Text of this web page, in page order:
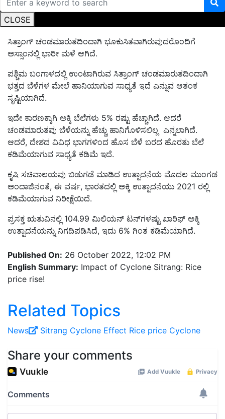
CLOSE
ಸಿತ್ರಾಂಗ್ ಚಂಡಮಾರುತದಿಂದಾಗಿ ಭೂಕುಸಿತವಾಗಿರುವುದರೊಂದಿಗೆ
ಅಸ್ಸಾಂನಲ್ಲಿ ಭಾರೀ ಮಳೆ ಆಗಿದೆ.
ಪಶ್ಚಿಮ ಬಂಗಾಳದಲ್ಲಿ ಉಂಟಾಗಿರುವ ಸಿತ್ರಾಂಗ್ ಚಂಡಮಾರುತದಿಂದಾಗಿ
ಭತ್ತದ ಬೆಳೆಗಳ ಮೇಲೆ ಹಾನಿಯಾಗುವ ಸಾಧ್ಯತೆ ಇದೆ ಎನ್ನುವ ಆತಂಕ
ಸೃಷ್ಟಿಯಾಗಿದೆ.
ಇದೇ ಕಾರಣಕ್ಕಾಗಿ ಅಕ್ಕಿ ಬೆಲೆಗಳು 5% ರಷ್ಟು ಹೆಚ್ಚಾಗಿದೆ. ಆದರೆ
ಚಂಡಮಾರುತವು ಬೆಳೆಯನ್ನು ಹೆಚ್ಚು ಹಾನಿಗೊಳಿಸಲಿಲ್ಲ ಎನ್ನಲಾಗಿದೆ.
ಆದರೆ, ದೇಶದ ವಿವಿಧ ಭಾಗಗಳಿಂದ ಹೊಸ ಬೆಳೆ ಬರದ ಹೊರತು ಬೆಲೆ
ಕಡಿಮೆಯಾಗುವ ಸಾಧ್ಯತೆ ಕಡಿಮೆ ಇದೆ.
ಕೃಷಿ ಸಚಿವಾಲಯವು ಬಿಡುಗಡೆ ಮಾಡಿದ ಉತ್ಪಾದನೆಯ ಮೊದಲ ಮುಂಗಡ
ಅಂದಾಜಿನಂತೆ, ಈ ವರ್ಷ, ಭಾರತದಲ್ಲಿ ಅಕ್ಕಿ ಉತ್ಪಾದನೆಯು 2021 ರಲ್ಲಿ
ಕಡಿಮೆಯಾಗುವ ನಿರೀಕ್ಷೆಯಿದೆ.
ಪ್ರಸಕ್ತ ಋತುವಿನಲ್ಲಿ 104.99 ಮಿಲಿಯನ್ ಟನ್‌ಗಳಷ್ಟು ಖಾರಿಫ್ ಅಕ್ಕಿ
ಉತ್ಪಾದನೆಯನ್ನು ನಿಗದಿಪಡಿಸಿದೆ, ಇದು 6% ಗಿಂತ ಕಡಿಮೆಯಾಗಿದೆ.
Published On: 26 October 2022, 12:02 PM
English Summary: Impact of Cyclone Sitrang: Rice
price rise!
Related Topics
News Sitrang Cyclone Effect Rice price Cyclone
Share your comments